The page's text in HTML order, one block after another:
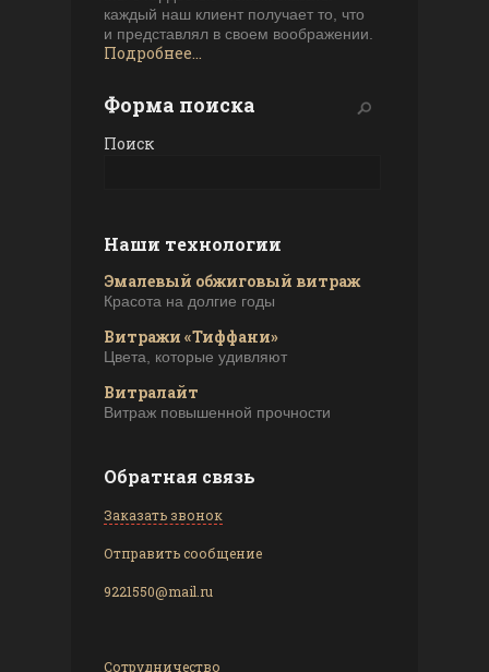
каждый наш клиент получает то, что
и представлял в своем воображении.
Подробнее...
Форма поиска
Поиск
Наши технологии
Эмалевый обжиговый витраж
Красота на долгие годы
Витражи «Тиффани»
Цвета, которые удивляют
Витралайт
Витраж повышенной прочности
Обратная связь
Заказать звонок
Отправить сообщение
9221550@mail.ru
Сотрудничество